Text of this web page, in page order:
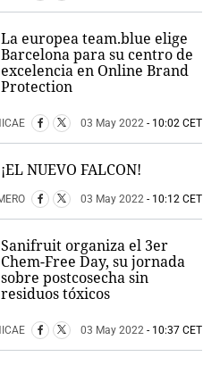
La europea team.blue elige
Barcelona para su centro de
excelencia en Online Brand
Protection
03 May 2022 - 10:02 CET
¡EL NUEVO FALCON!
03 May 2022 - 10:12 CET
Sanifruit organiza el 3er
Chem-Free Day, su jornada
sobre postcosecha sin
residuos tóxicos
03 May 2022 - 10:37 CET